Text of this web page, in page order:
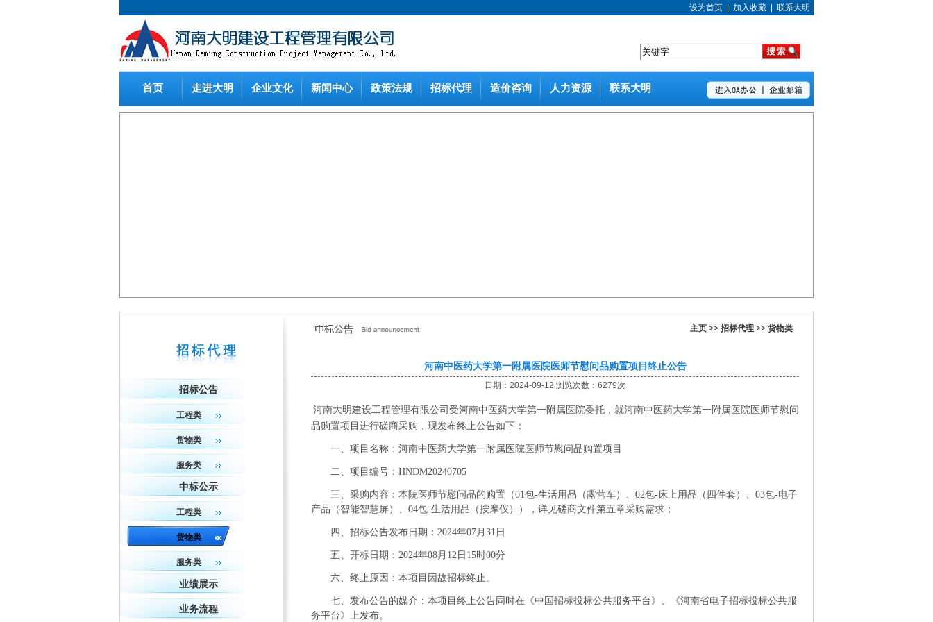
设为首页 加入收藏 联系大明
首页 走进大明 企业文化 新闻中心 政策法规 招标代理 造价咨询 人力资源 联系大明
主页 >> 招标代理 >> 货物类
河南中医药大学第一附属医院医师节慰问品购置项目终止公告
日期：2024-09-12 浏览次数：6279次
河南大明建设工程管理有限公司受河南中医药大学第一附属医院委托，就河南中医药大学第一附属医院医师节慰问
品购置项目进行磋商采购 ，现发布终止公告如下：
一、项目名称： 河南中医药大学第一附属医院医师节慰问品购置项目
二、项目编号： HNDM20240705
三、 采购内容： 本 院 医师节慰问品的购置（01包-生活用品（露营车）、 02包-床上用品（四件套）、 03包-电子
产品（智能智慧屏）、 04包-生活用品（按摩仪））， 详见磋商文件第五章采购需求 ；
四、招标公告发布日期： 2024年07月 31 日
五、开标日期： 2024年08月 12 日 15时00分
六、 终止原因： 本项目因故招标终止。
七、发布公告的媒介：本项目终止公告同时在 《中国招标投标公共服务平台》、《河南省电子招标投标公共服
务平台》 上发布。
招标公告
工程类
货物类
服务类
中标公示
工程类
货物类
服务类
业绩展示
业务流程